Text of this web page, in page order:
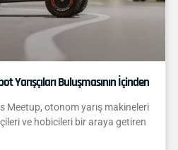
Yarışçıları Buluşmasının İçinden
Meetup, otonom yarış makineleri
ve hobicileri bir araya getiren